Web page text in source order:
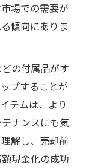
場での需要が
傾向にありま
の付属品がす
プすることが
テムは、より
ナンスにも気
解し、売却前
現金化の成功